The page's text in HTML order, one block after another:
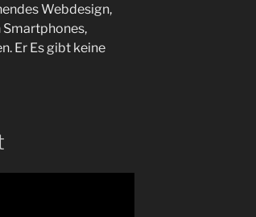
Webdesign,
Smartphones,
Er Es gibt keine